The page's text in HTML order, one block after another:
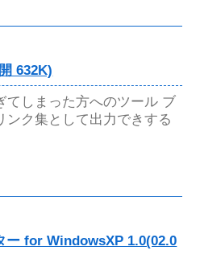
632K)
てしまった方へのツール ブ
ンク集として出力できする
ー for WindowsXP 1.0(02.0